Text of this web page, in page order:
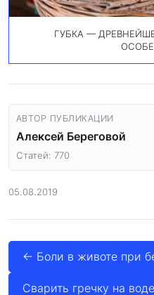
ГУБКА —
АВТОР ПУБЛИКАЦИИ
Алексей Береговой
Статей: 770
05.08.2019
← Боли в животе при
Сварить гречку на